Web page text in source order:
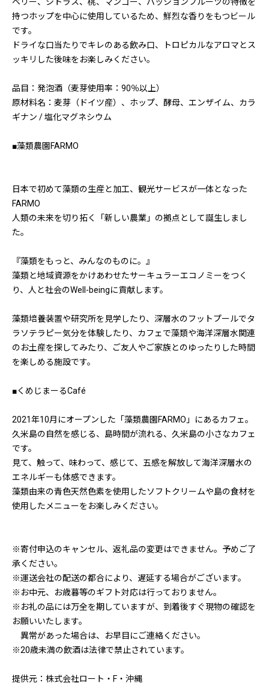
持つホップを中心に使用しているため、鮮烈な香りをもつビール
です。
ドライな口当たりでキレのある飲み口、トロピカルなアロマとス
ッキリした後味をお楽しみください。
品目：発泡酒（麦芽使用率：90％以上）
原材料名：麦芽（ドイツ産）、ホップ、酵母、エンザイム、カラ
ギナン / 塩化マグネシウム
■藻類農園FARMO
日本で初めて藻類の生産と加工、観光サービスが一体となった
FARMO
人類の未来を切り拓く「新しい農業」の拠点として誕生しまし
た。
『藻類をもっと、みんなのものに。』
藻類と地域資源をかけあわせたサーキュラーエコノミーをつく
り、人と社会のWell-beingに貢献します。
藻類培養装置や研究所を見学したり、深層水のフットプールでタ
ラソテラピー気分を体験したり、カフェで藻類や海洋深層水関連
のお土産を探してみたり、ご友人やご家族とのゆったりした時間
を楽しめる施設です。
■くめじまーるCafé
2021年10月にオープンした「藻類農園FARMO」にあるカフェ。
久米島の自然を感じる、島時間が流れる、久米島の小さなカフェ
です。
見て、触って、味わって、感じて、五感を解放して海洋深層水の
エネルギーも体感できます。
藻類由来の青色天然色素を使用したソフトクリームや島の食材を
使用したメニューをお楽しみください。
※寄付申込のキャンセル、返礼品の変更はできません。予めご了
承ください。
※運送会社の配送の都合により、遅延する場合がございます。
※お中元、お歳暮等のギフト対応は行っておりません。
※お礼の品には万全を期していますが、到着後すぐ現物の確認を
お願いいたします。
異常があった場合は、お早目にご連絡ください。
※20歳未満の飲酒は法律で禁止されています。
提供元：株式会社ロート・F・沖縄